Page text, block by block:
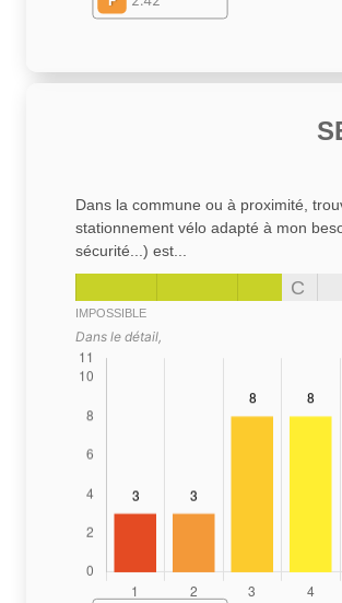
Dans la commune ou à proximité,
stationnement vélo adapté à mon
sécurité...) est...
C
IMPOSSIBLE
Dans le détail,